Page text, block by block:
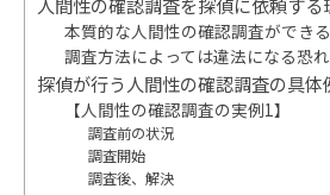
本質的な人間性の確認調査ができ
調査方法によっては違法になる恐
探偵が行う人間性の確認調査の具体
【人間性の確認調査の実例1】
調査前の状況
調査開始
調査後、解決